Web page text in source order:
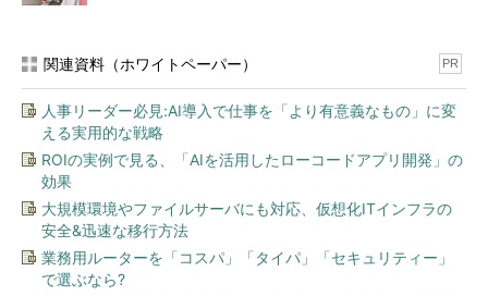
関連資料（ホワイトペーパー） PR
人事リーダー必見:AI導入で仕事を「より有意義なもの」に変
える実用的な戦略
ROIの実例で見る、「AIを活用したローコードアプリ開発」の
効果
大規模環境やファイルサーバにも対応、仮想化ITインフラの
安全&迅速な移行方法
業務用ルーターを「コスパ」「タイパ」「セキュリティー」
で選ぶなら?